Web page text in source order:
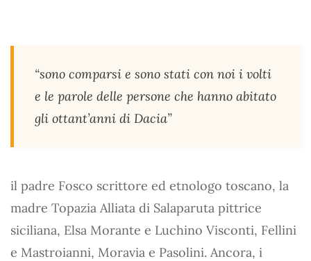
“sono comparsi e sono stati con noi i volti
e le parole delle persone che hanno abitato
gli ottant’anni di Dacia”
il padre Fosco scrittore ed etnologo toscano, la
madre Topazia Alliata di Salaparuta pittrice
siciliana, Elsa Morante e Luchino Visconti, Fellini
e Mastroianni, Moravia e Pasolini. Ancora, i